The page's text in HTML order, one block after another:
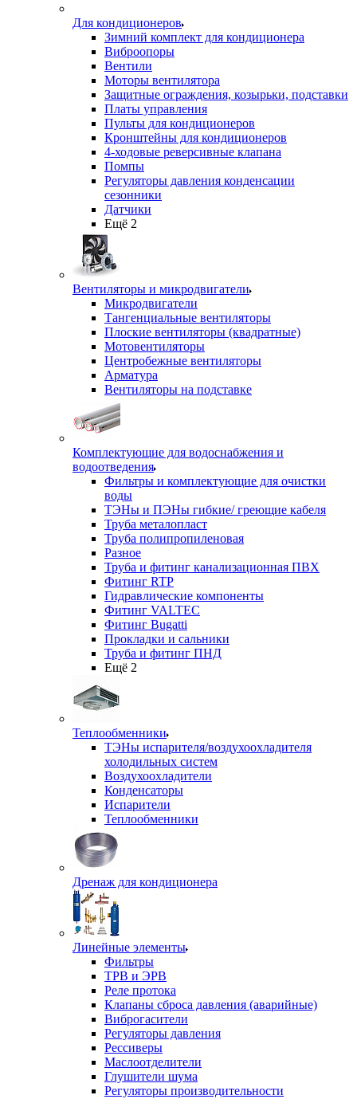
Для кондиционеров
Зимний комплект для кондиционера
Виброопоры
Вентили
Моторы вентилятора
Защитные ограждения, козырьки, подставки
Платы управления
Пульты для кондиционеров
Кронштейны для кондиционеров
4-ходовые реверсивные клапана
Помпы
Регуляторы давления конденсации
сезонники
Датчики
Ещё 2
Вентиляторы и микродвигатели
Микродвигатели
Тангенциальные вентиляторы
Плоские вентиляторы (квадратные)
Мотовентиляторы
Центробежные вентиляторы
Арматура
Вентиляторы на подставке
Комплектующие для водоснабжения и
водоотведения
Фильтры и комплектующие для очистки
воды
ТЭНы и ПЭНы гибкие/ греющие кабеля
Труба металопласт
Труба полипропиленовая
Разное
Труба и фитинг канализационная ПВХ
Фитинг RTP
Гидравлические компоненты
Фитинг VALTEC
Фитинг Bugatti
Прокладки и сальники
Труба и фитинг ПНД
Ещё 2
Теплообменники
ТЭНы испарителя/воздухоохладителя
холодильных систем
Воздухоохладители
Конденсаторы
Испарители
Теплообменники
Дренаж для кондиционера
Линейные элементы
Фильтры
ТРВ и ЭРВ
Реле протока
Клапаны сброса давления (аварийные)
Виброгасители
Регуляторы давления
Рессиверы
Маслоотделители
Глушители шума
Регуляторы производительности